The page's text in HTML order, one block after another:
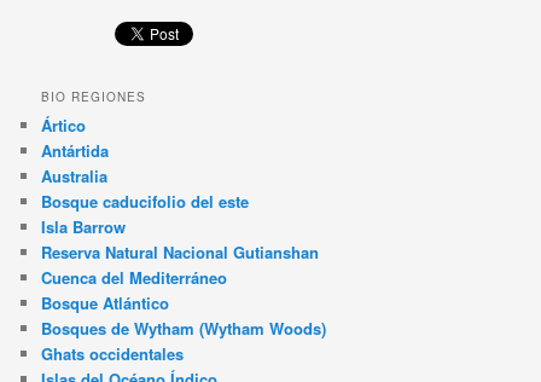
BIO REGIONES
Ártico
Antártida
Australia
Bosque caducifolio del este
Isla Barrow
Reserva Natural Nacional Gutianshan
Cuenca del Mediterráneo
Bosque Atlántico
Bosques de Wytham (Wytham Woods)
Ghats occidentales